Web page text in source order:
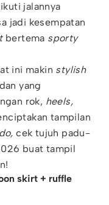
jalannya
jadi kesempatan
bertema sporty
ini makin stylish
yang
rok, heels,
tampilan
cek tujuh padu-
buat tampil
skirt + ruffle